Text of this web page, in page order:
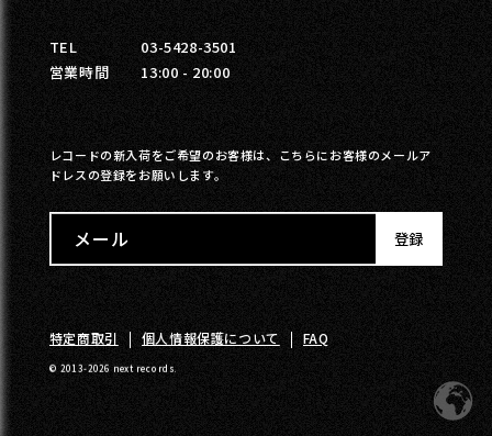
TEL
03-5428-3501
営業時間
13:00 - 20:00
レコードの新入荷をご希望のお客様は、こちらにお客様のメールア
ドレスの登録をお願いします。
メール 登録
特定商取引 個人情報保護について FAQ
© 2013-2026 next records.